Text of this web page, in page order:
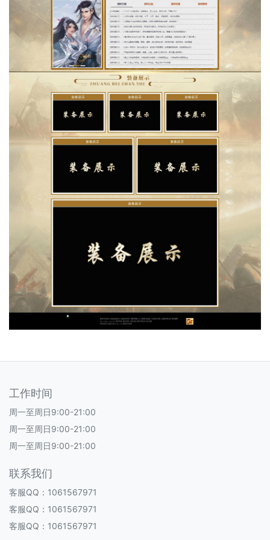
工作时间
周一至周日9:00-21:00
周一至周日9:00-21:00
周一至周日9:00-21:00
联系我们
客服QQ：1061567971
客服QQ：1061567971
客服QQ：1061567971